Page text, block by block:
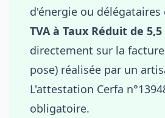
d'énergie ou délégataires
TVA à Taux Réduit de 5,5
directement sur la
pose) réalisée par un
L'attestation Cerfa
obligatoire.